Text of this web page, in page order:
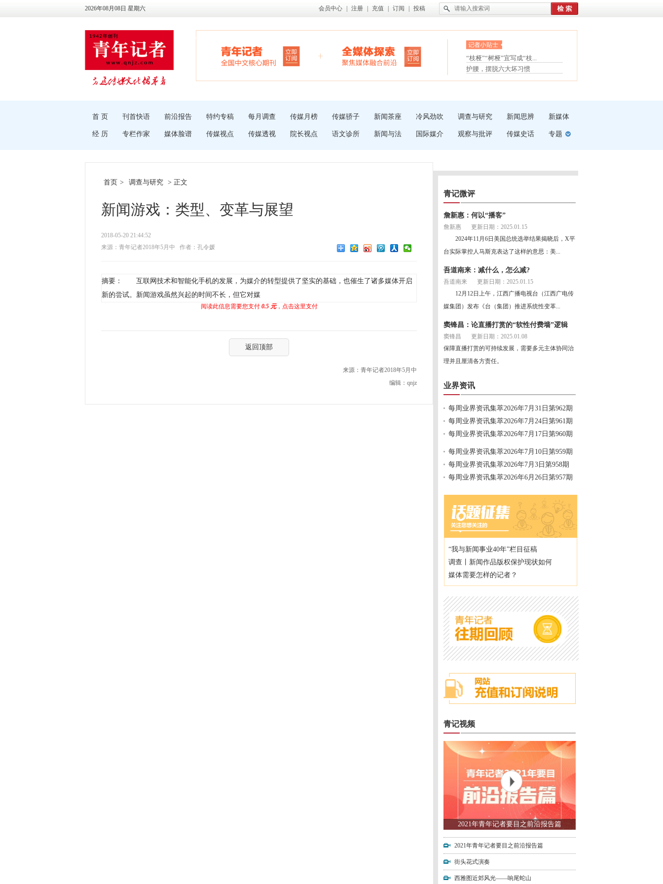
2026年08月08日 星期六 会员中心 注册 充值 订阅 投稿
眼白变红或是结膜下出血
“枝桠”“树桠”宜写成“枝...
夏天缓解疲劳有三招
护腰，摆脱六大坏习惯
受伤了冰敷还是热敷
首 页 刊首快语 前沿报告 特约专稿 每月调查 传媒月榜 传媒骄子 新闻茶座 冷风劲吹 调查与研究 新闻思辨 新媒体
经 历 专栏作家 媒体脸谱 传媒视点 传媒透视 院长视点 语文诊所 新闻与法 国际媒介 观察与批评 传媒史话 专题
首页 > 调查与研究 > 正文
新闻游戏：类型、变革与展望
2018-05-20 21:44:52
来源：青年记者2018年5月中
作者：孔令媛
摘要： 互联网技术和智能化手机的发展，为媒介的转型提供了坚实的基础，也催生了诸多媒体开启
新的尝试。新闻游戏虽然兴起的时间不长，但它对媒
阅读此信息需要您支付 0.5 元，点击这里支付
返回顶部
来源：青年记者2018年5月中
编辑：qnjz
青记微评
詹新惠：何以“播客”
詹新惠
更新日期：2025.01.15
2024年11月6日美国总统选举结果揭晓后，X平
台实际掌控人马斯克表达了这样的意思：美...
吾道南来：减什么，怎么减?
吾道南来
更新日期：2025.01.15
12月12日上午，江西广播电视台（江西广电传
媒集团）发布《台（集团）推进系统性变革...
窦锋昌：论直播打赏的“软性付费墙”逻辑
窦锋昌
更新日期：2025.01.08
保障直播打赏的可持续发展，需要多元主体协同治
理并且厘清各方责任。
业界资讯
每周业界资讯集萃2026年7月31日第962期
每周业界资讯集萃2026年7月24日第961期
每周业界资讯集萃2026年7月17日第960期
每周业界资讯集萃2026年7月10日第959期
每周业界资讯集萃2026年7月3日第958期
每周业界资讯集萃2026年6月26日第957期
“我与新闻事业40年”栏目征稿
调查丨新闻作品版权保护现状如何
媒体需要怎样的记者？
青记视频
2021年青年记者要目之前沿报告篇
2021年青年记者要目之前沿报告篇
街头花式演奏
西雅图近郊风光——响尾蛇山